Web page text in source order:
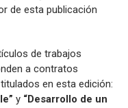
de esta publicación
de trabajos
a contratos
en esta edición:
y “Desarrollo de un